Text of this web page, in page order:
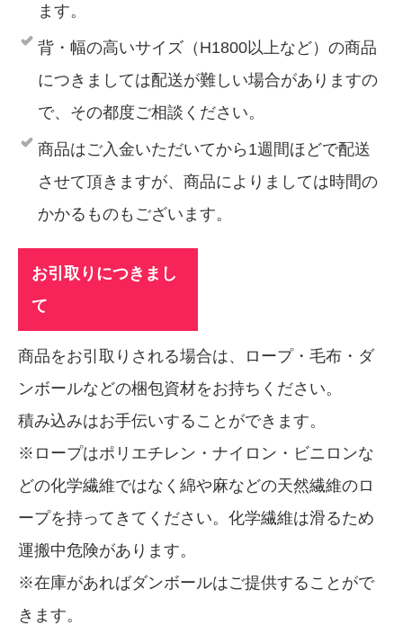
ます。
背・幅の高いサイズ（H1800以上など）の商品
につきましては配送が難しい場合がありますの
で、その都度ご相談ください。
商品はご入金いただいてから1週間ほどで配送
させて頂きますが、商品によりましては時間の
かかるものもございます。
お引取りにつきまし
て
商品をお引取りされる場合は、ロープ・毛布・ダ
ンボールなどの梱包資材をお持ちください。
積み込みはお手伝いすることができます。
※ロープはポリエチレン・ナイロン・ビニロンな
どの化学繊維ではなく綿や麻などの天然繊維のロ
ープを持ってきてください。化学繊維は滑るため
運搬中危険があります。
※在庫があればダンボールはご提供することがで
きます。